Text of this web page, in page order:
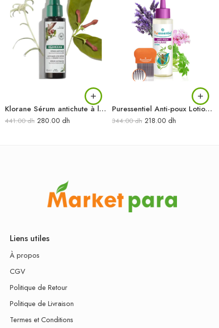
Klorane Sérum antichute à la Quinine & Edelweiss BIO – Chute de cheveux 100ml
441.00dh 280.00 dh
Puressentiel Anti-poux Lotion 100 Ml + Peigne
344.00dh 218.00 dh
Liens utiles
À propos
CGV
Politique de Retour
Politique de Livraison
Termes et Conditions